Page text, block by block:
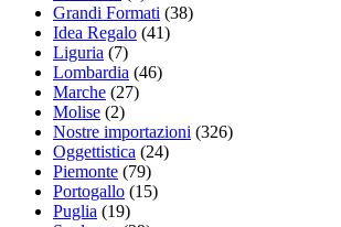
Grandi Formati (38)
Idea Regalo (41)
Liguria (7)
Lombardia (46)
Marche (27)
Molise (2)
Nostre importazioni (326)
Oggettistica (24)
Piemonte (79)
Portogallo (15)
Puglia (19)